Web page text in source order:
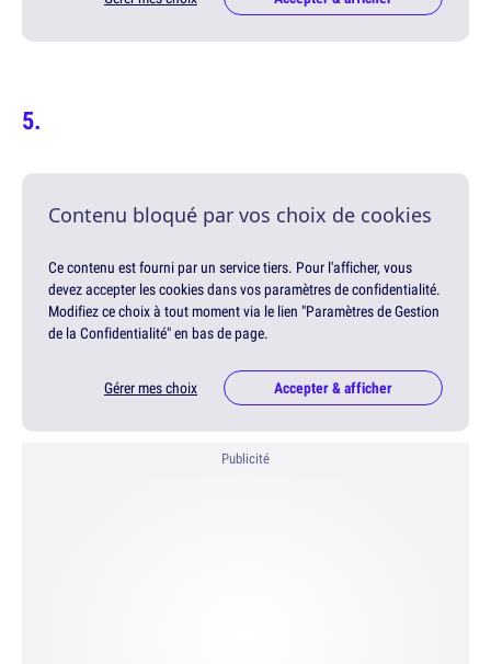
Contenu bloqué par vos choix de cookies
Ce contenu est fourni par un service tiers. Pour l'afficher, vous
devez accepter les cookies dans vos paramètres de confidentialité.
Modifiez ce choix à tout moment via le lien "Paramètres de Gestion
de la Confidentialité" en bas de page.
Gérer mes choix Accepter & afficher
Publicité